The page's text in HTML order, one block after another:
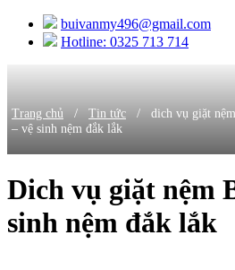
buivanmy496@gmail.com
Hotline: 0325 713 714
Trang chủ / Tin tức / dich vụ giặt
– vệ sinh nệm đắk lắk
Dich vụ giặt nệm
sinh nệm đắk lắk